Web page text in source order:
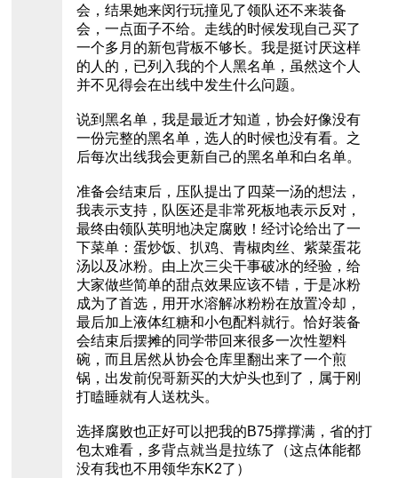
会，结果她来闵行玩撞见了领队还不来装备
会，一点面子不给。走线的时候发现自己买了
一个多月的新包背板不够长。我是挺讨厌这样
的人的，已列入我的个人黑名单，虽然这个人
并不见得会在出线中发生什么问题。
说到黑名单，我是最近才知道，协会好像没有
一份完整的黑名单，选人的时候也没有看。之
后每次出线我会更新自己的黑名单和白名单。
准备会结束后，压队提出了四菜一汤的想法，
我表示支持，队医还是非常死板地表示反对，
最终由领队英明地决定腐败！经讨论给出了一
下菜单：蛋炒饭、扒鸡、青椒肉丝、紫菜蛋花
汤以及冰粉。由上次三尖干事破冰的经验，给
大家做些简单的甜点效果应该不错，于是冰粉
成为了首选，用开水溶解冰粉粉在放置冷却，
最后加上液体红糖和小包配料就行。恰好装备
会结束后摆摊的同学带回来很多一次性塑料
碗，而且居然从协会仓库里翻出来了一个煎
锅，出发前倪哥新买的大炉头也到了，属于刚
打瞌睡就有人送枕头。
选择腐败也正好可以把我的B75撑撑满，省的打
包太难看，多背点就当是拉练了（这点体能都
没有我也不用领华东K2了）